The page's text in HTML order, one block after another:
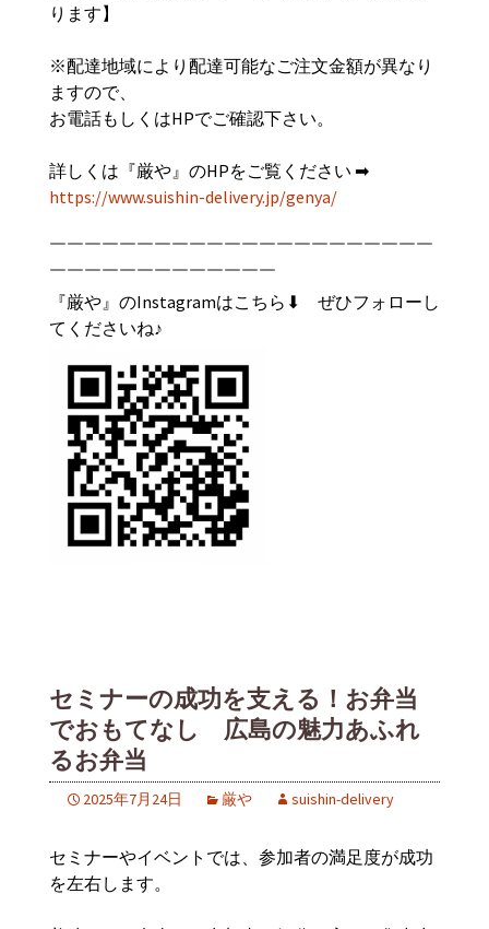
ります】
※配達地域により配達可能なご注文金額が異なり
ますので、
お電話もしくはHPでご確認下さい。
詳しくは『厳や 』のHPをご覧ください ➡︎
https://www.suishin-delivery.jp/genya/
￣￣￣￣￣￣￣￣￣￣￣￣￣￣￣￣￣￣￣￣￣￣
￣￣￣￣￣￣￣￣￣￣￣￣￣
『厳や』のInstagramはこちら⬇︎ ぜひフォローし
てくださいね♪
セミナーの成功を支える！お弁当
でおもてなし 広島の魅力あふれ
るお弁当
2025年7月24日 厳や suishin-delivery
セミナーやイベントでは、参加者の満足度が成功
を左右します。